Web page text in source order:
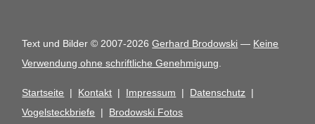
Text und Bilder © 2007-2026Gerhard Brodowski — Keine
Verwendung ohne schriftliche Genehmigung
Startseite | Kontakt | Impressum | Datenschutz |
Vogelsteckbriefe | Brodowski Fotos